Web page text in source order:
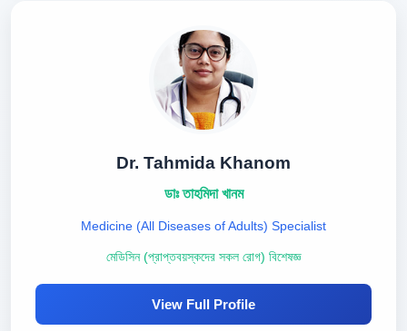
Dr. Tahmida Khanom
ডাঃ তাহমিদা খানম
Medicine (All Diseases of Adults) Specialist
মেডিসিন (প্রাপ্তবয়স্কদের সকল রোগ) বিশেষজ্ঞ
View Full Profile